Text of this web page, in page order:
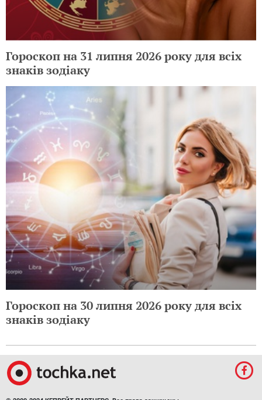
Гороскоп на 31 липня 2026 року для всіх
знаків зодіаку
Гороскоп на 30 липня 2026 року для всіх
знаків зодіаку